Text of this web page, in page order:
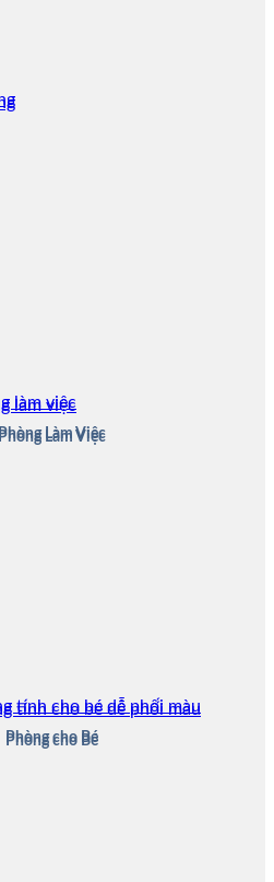
Phòng Làm Việc
Phòng cho Bé
Phòng Làm Việc
Phòng cho Bé